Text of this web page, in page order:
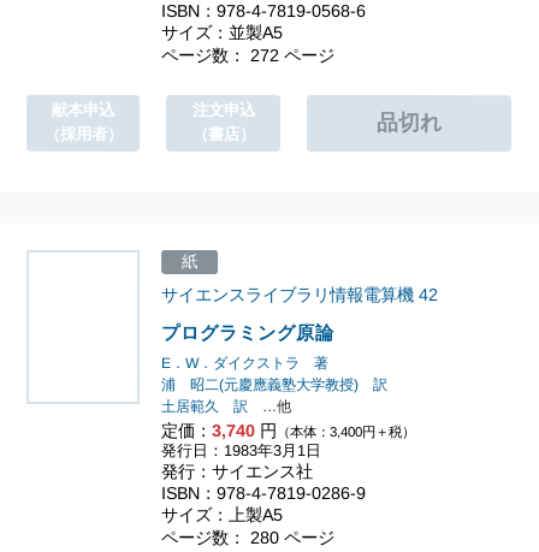
ISBN：978-4-7819-0568-6
サイズ：並製A5
ページ数： 272 ページ
献本申込
（採用者）
注文申込
（書店）
プログラミング原論
サイエンスライブラリ情報電算機 42
E．W．ダイクストラ 著
浦 昭二(元慶應義塾大学教授) 訳
土居範久 訳 …他
定価：3,740 円 （本体：3,400円＋税）
紙
発行日：1983年3月1日
発行：サイエンス社
ISBN：978-4-7819-0286-9
サイズ：上製A5
ページ数： 280 ページ